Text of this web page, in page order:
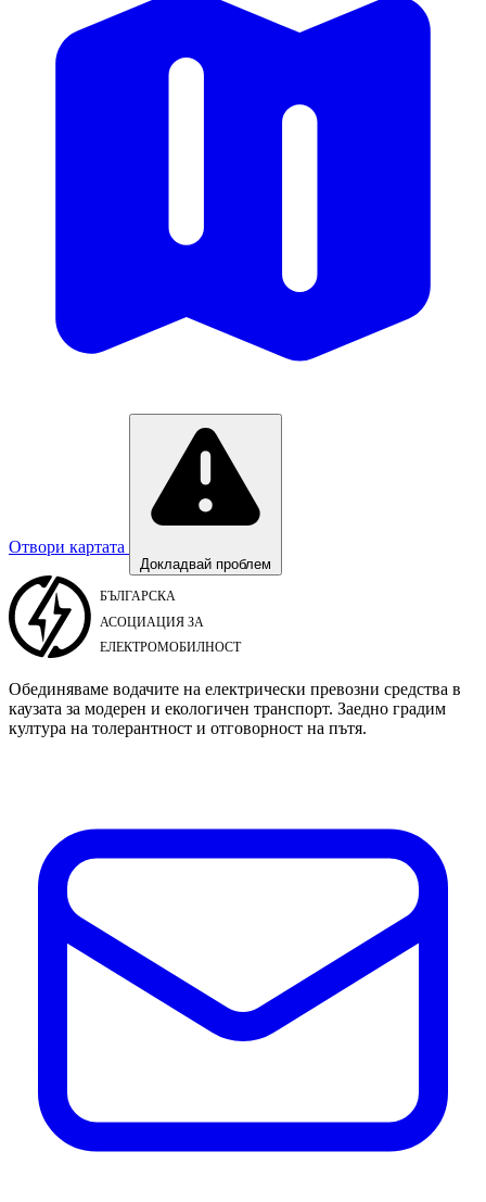
Отвори картата
Докладвай проблем
Обединяваме водачите на електрически превозни средства в
каузата за модерен и екологичен транспорт. Заедно градим
култура на толерантност и отговорност на пътя.